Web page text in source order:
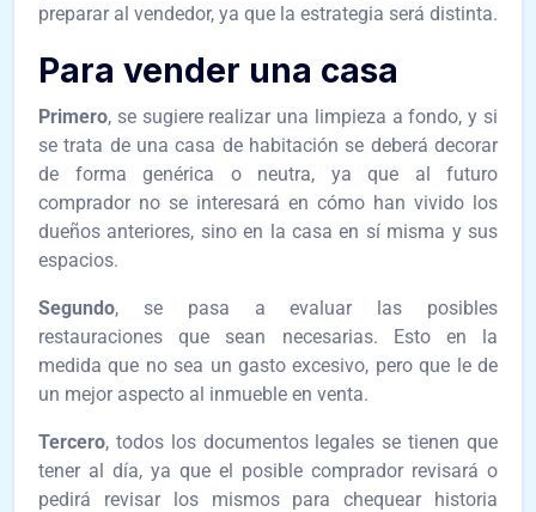
preparar al vendedor, ya que la estrategia será distinta.
Para vender una casa
Primero, se sugiere realizar una limpieza a fondo, y si
se trata de una casa de habitación se deberá decorar
de forma genérica o neutra, ya que al futuro
comprador no se interesará en cómo han vivido los
dueños anteriores, sino en la casa en sí misma y sus
espacios.
Segundo, se pasa a evaluar las posibles
restauraciones que sean necesarias. Esto en la
medida que no sea un gasto excesivo, pero que le de
un mejor aspecto al inmueble en venta.
Tercero, todos los documentos legales se tienen que
tener al día, ya que el posible comprador revisará o
pedirá revisar los mismos para chequear historia